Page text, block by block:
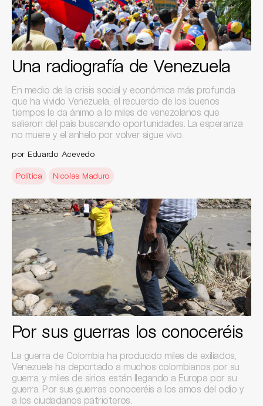
Una radiografía de Venezuela
En medio de la crisis social y económica más profunda
que ha vivido Venezuela, el recuerdo de los buenos
tiempos le da ánimo a lo miles de venezolanos que
salieron del país buscando oportunidades. La esperanza
no muere y el anhelo por volver sigue vivo.
por Eduardo Acevedo
Política Nicolas Maduro
Por sus guerras los conoceréis
La guerra de Colombia ha producido miles de exiliados,
Venezuela ha deportado a muchos colombianos por su
guerra, y miles de sirios están llegando a Europa por su
guerra. Por sus guerras conoceréis a los amos del odio y
a los ciudadanos patrioteros.